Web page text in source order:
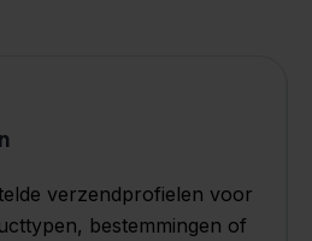
verzendprofielen voor
bestemmingen of